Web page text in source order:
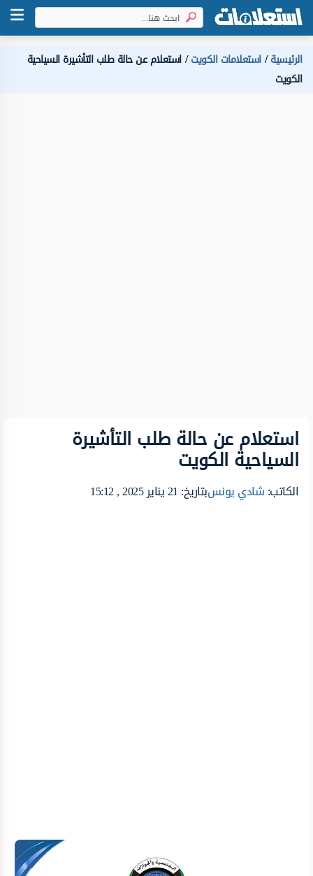
الرئيسية استعلامات الكويت استعلام عن حالة طلب التأشيرة السياحية
الكويت
استعلام عن حالة طلب التأشيرة
السياحية الكويت
الكاتب:شادي يونسبتاريخ: 21 يناير 2025 , 15:12